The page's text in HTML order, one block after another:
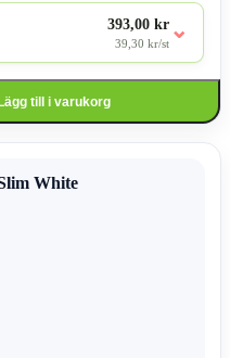
393,00 kr
39,30 kr/st ⌄
Lägg till i varukorg